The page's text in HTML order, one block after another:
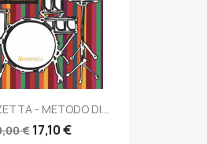
- METODO DI...
€ 17,10 €